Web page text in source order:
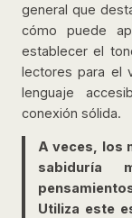
general que
cómo puede
establecer el
lectores para el
lenguaje
conexión sólida.
A veces, los
sabiduría
Utiliza este